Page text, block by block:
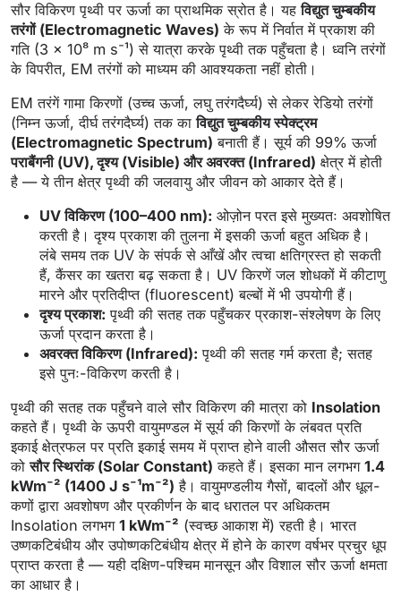
सौर विकिरण पृथ्वी पर ऊर्जा का प्राथमिक स्रोत है। यहविद्युत चुम्बकीय
तरंगों (Electromagnetic Waves) के रूप में निर्वात में प्रकाश की
गति (3 × 10⁸ m s⁻¹) से यात्रा करके पृथ्वी तक पहुँचता है। ध्वनि तरंगों
के विपरीत, EM तरंगों को माध्यम की आवश्यकता नहीं होती।
EM तरंगें गामा किरणों (उच्च ऊर्जा, लघु तरंगदैर्घ्य) से लेकर रेडियो तरंगों
(निम्न ऊर्जा, दीर्घ तरंगदैर्घ्य) तक काविद्युत चुम्बकीय स्पेक्ट्रम
(Electromagnetic Spectrum) बनाती हैं। सूर्य की 99% ऊर्जा
पराबैंगनी (UV), दृश्य (Visible) और अवरक्त (Infrared) क्षेत्र में होती
है — ये तीन क्षेत्र पृथ्वी की जलवायु और जीवन को आकार देते हैं।
UV विकिरण (100–400 nm): ओज़ोन परत इसे मुख्यतः अवशोषित
करती है। दृश्य प्रकाश की तुलना में इसकी ऊर्जा बहुत अधिक है।
लंबे समय तक UV के संपर्क से आँखें और त्वचा क्षतिग्रस्त हो सकती
हैं, कैंसर का खतरा बढ़ सकता है। UV किरणें जल शोधकों में कीटाणु
मारने और प्रतिदीप्त (fluorescent) बल्बों में भी उपयोगी हैं।
दृश्य प्रकाश: पृथ्वी की सतह तक पहुँचकर प्रकाश-संश्लेषण के लिए
ऊर्जा प्रदान करता है।
अवरक्त विकिरण (Infrared): पृथ्वी की सतह गर्म करता है; सतह
इसे पुनः-विकिरण करती है।
पृथ्वी की सतह तक पहुँचने वाले सौर विकिरण की मात्रा को Insolation
कहते हैं। पृथ्वी के ऊपरी वायुमण्डल में सूर्य की किरणों के लंबवत प्रति
इकाई क्षेत्रफल पर प्रति इकाई समय में प्राप्त होने वाली औसत सौर ऊर्जा
कोसौर स्थिरांक (Solar Constant) कहते हैं। इसका मान लगभग 1.4
kWm⁻² (1400 J s⁻¹m⁻²) है। वायुमण्डलीय गैसों, बादलों और धूल-
कणों द्वारा अवशोषण और प्रकीर्णन के बाद धरातल पर अधिकतम
Insolation लगभग 1 kWm⁻² (स्वच्छ आकाश में) रहती है। भारत
उष्णकटिबंधीय और उपोष्णकटिबंधीय क्षेत्र में होने के कारण वर्षभर प्रचुर धूप
प्राप्त करता है — यही दक्षिण-पश्चिम मानसून और विशाल सौर ऊर्जा क्षमता
का आधार है।